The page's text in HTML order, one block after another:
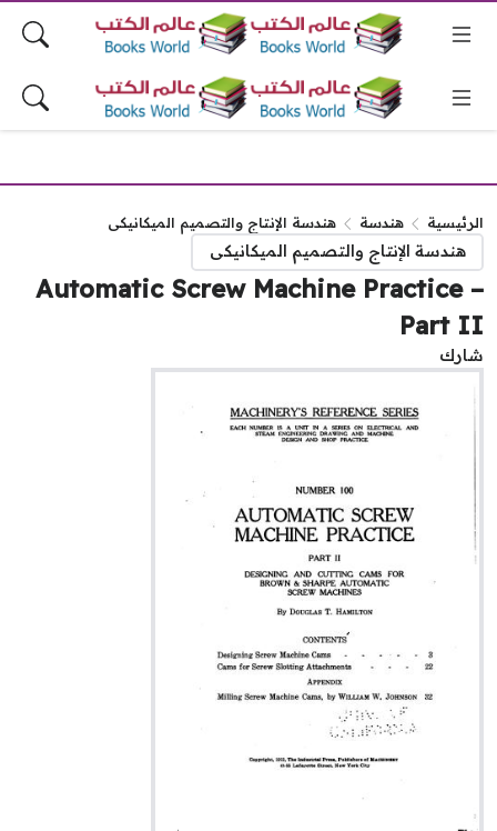
هندسة هندسة الإنتاج والتصميم الميكانيكى
هندسة الإنتاج والتصميم الميكانيكى
Automatic Screw Machine Practice
Part